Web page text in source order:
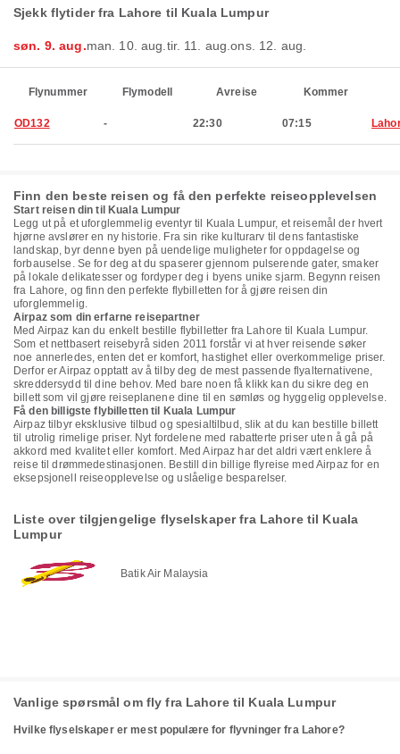
Sjekk flytider fra Lahore til Kuala Lumpur
søn. 9. aug.man. 10. aug. tir. 11. aug.ons. 12. aug.
Flynummer Flymodell Avreise Kommer
OD132 - 22:30 07:15
Finn den beste reisen og få den perfekte reiseopplevelsen
Start reisen din til Kuala Lumpur
Legg ut på et uforglemmelig eventyr til Kuala Lumpur, et reisemål der hvert
hjørne avslører en ny historie. Fra sin rike kulturarv til dens fantastiske
landskap, byr denne byen på uendelige muligheter for oppdagelse og
forbauselse. Se for deg at du spaserer gjennom pulserende gater, smaker
på lokale delikatesser og fordyper deg i byens unike sjarm. Begynn reisen
fra Lahore, og finn den perfekte flybilletten for å gjøre reisen din
uforglemmelig.
Airpaz som din erfarne reisepartner
Med Airpaz kan du enkelt bestille flybilletter fra Lahore til Kuala Lumpur.
Som et nettbasert reisebyrå siden 2011 forstår vi at hver reisende søker
noe annerledes, enten det er komfort, hastighet eller overkommelige priser.
Derfor er Airpaz opptatt av å tilby deg de mest passende flyalternativene,
skreddersydd til dine behov. Med bare noen få klikk kan du sikre deg en
billett som vil gjøre reiseplanene dine til en sømløs og hyggelig opplevelse.
Få den billigste flybilletten til Kuala Lumpur
Airpaz tilbyr eksklusive tilbud og spesialtilbud, slik at du kan bestille billett
til utrolig rimelige priser. Nyt fordelene med rabatterte priser uten å gå på
akkord med kvalitet eller komfort. Med Airpaz har det aldri vært enklere å
reise til drømmedestinasjonen. Bestill din billige flyreise med Airpaz for en
eksepsjonell reiseopplevelse og uslåelige besparelser.
Liste over tilgjengelige flyselskaper fra Lahore til Kuala
Lumpur
Batik Air Malaysia
Vanlige spørsmål om fly fra Lahore til Kuala Lumpur
Hvilke flyselskaper er mest populære for flyvninger fra Lahore?